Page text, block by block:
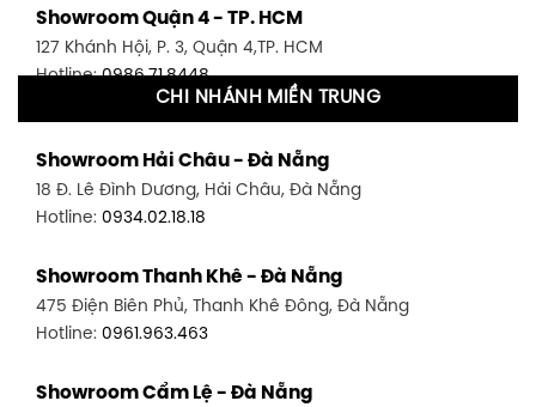
Showroom Quận 4 - TP. HCM
127 Khánh Hội, P. 3, Quận 4,TP. HCM
Hotline:0986.71.8448
1411 Đường 3/2, P. 16, Quận 11, TP. HCM
Hotline:0906.256.759
1448 Huỳnh Tấn Phát, Phú Thuận, Quận 7, TP HCM
Hotline:0946.480.580
348 Đ. Bạch Đằng, P. 14, Bình Thạnh, TP HCM
CHI NHÁNH MIỀN TRUNG
Showroom Hải Châu - Đà Nẵng
18 Đ. Lê Đình Dương, Hải Châu, Đà Nẵng
Hotline: 0934.02.18.18
Showroom Thanh Khê - Đà Nẵng
475 Điện Biên Phủ, Thanh Khê Đông, Đà Nẵng
Hotline: 0961.963.463
Showroom Cẩm Lệ - Đà Nẵng